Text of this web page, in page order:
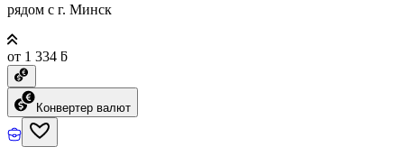
рядом с г. Минск
от 1 334 ƃ
Конвертер валют